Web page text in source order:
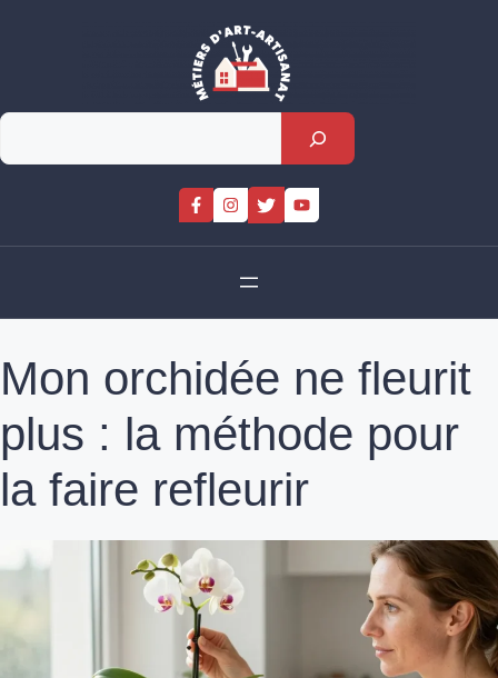
Rechercher
Mon orchidée ne fleurit
plus : la méthode pour
la faire refleurir